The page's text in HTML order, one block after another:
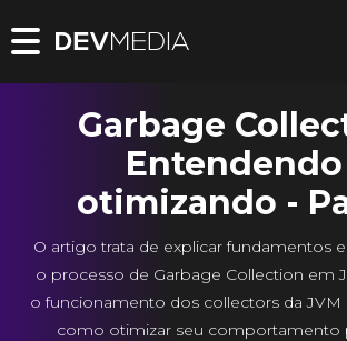
Garbage
Entendendo
otimizando -
O artigo trata de explicar fundamentos
o processo de Garbage Collection em
o funcionamento dos collectors da JVM
como otimizar seu comportamento